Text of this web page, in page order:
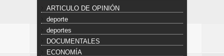
ARTICULO DE OPINIÓN
deporte
deportes
DOCUMENTALES
ECONOMÍA